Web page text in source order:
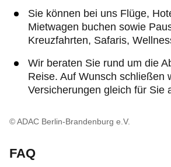
Sie können bei uns Flüge,
Mietwagen buchen sowie
Kreuzfahrten, Safaris,
Wir beraten Sie rund um die
Reise. Auf Wunsch schließen
Versicherungen gleich für Sie
© ADAC Berlin-Brandenburg e.V.
FAQ